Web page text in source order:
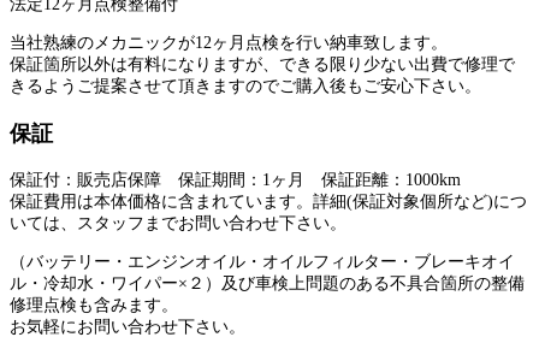
法定12ヶ月点検整備付
当社熟練のメカニックが12ヶ月点検を行い納車致します。
保証箇所以外は有料になりますが、できる限り少ない出費で修理で
きるようご提案させて頂きますのでご購入後もご安心下さい。
保証
保証付：販売店保障 保証期間：1ヶ月 保証距離：1000km
保証費用は本体価格に含まれています。詳細(保証対象個所など)につ
いては、スタッフまでお問い合わせ下さい。
（バッテリー・エンジンオイル・オイルフィルター・ブレーキオイ
ル・冷却水・ワイパー×２）及び車検上問題のある不具合箇所の整備
修理点検も含みます。
お気軽にお問い合わせ下さい。